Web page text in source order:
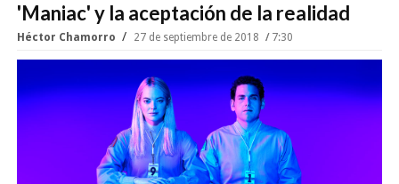
'Maniac' y la aceptación de la realidad
Héctor Chamorro 27 de septiembre de 2018 7:30